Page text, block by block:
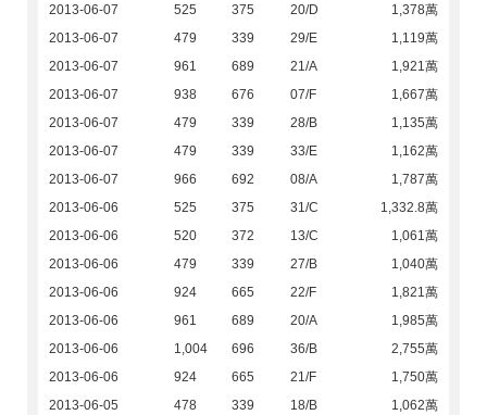
2013-06-07
525 375 20/D
1,378萬
2013-06-07
479 339 29/E
1,119萬
2013-06-07
961 689 21/A
1,921萬
2013-06-07
938 676 07/F
1,667萬
2013-06-07
479 339 28/B
1,135萬
2013-06-07
479 339 33/E
1,162萬
2013-06-07
966 692 08/A
1,787萬
2013-06-06
525 375 31/C
1,332.8萬
2013-06-06
520 372 13/C
1,061萬
2013-06-06
479 339 27/B
1,040萬
2013-06-06
924 665 22/F
1,821萬
2013-06-06
961 689 20/A
1,985萬
2013-06-06
1,004 696 36/B
2,755萬
2013-06-06
924 665 21/F
1,750萬
2013-06-05
478 339 18/B
1,062萬